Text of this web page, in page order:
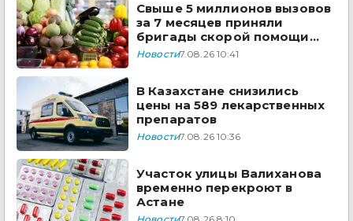
Свыше 5 миллионов вызовов
за 7 месяцев приняли
бригады скорой помощи
Казахстана
Новости7.08.26 10:41
В Казахстане снизились
цены на 589 лекарственных
препаратов
Новости7.08.26 10:36
Участок улицы Валиханова
временно перекроют в
Астане